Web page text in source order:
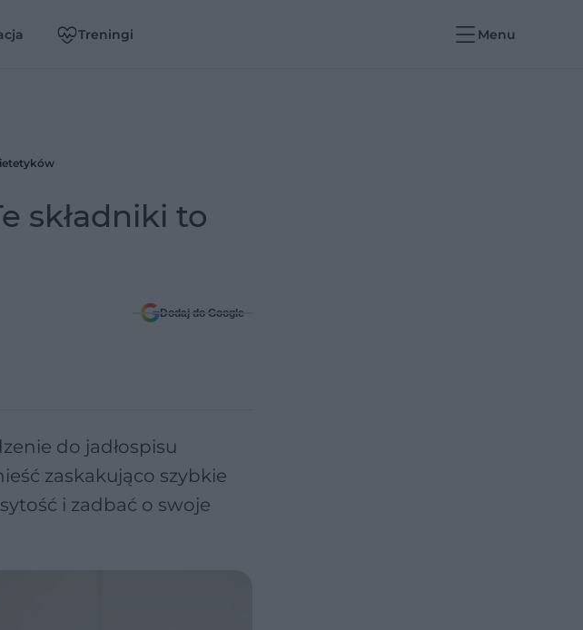
Treningi Menu
składniki to
Dodaj do Google
do jadłospisu
zaskakująco szybkie
i zadbać o swoje